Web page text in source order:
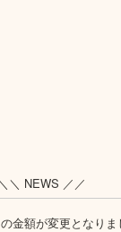
＼ NEWS ／／
金額が変更となり